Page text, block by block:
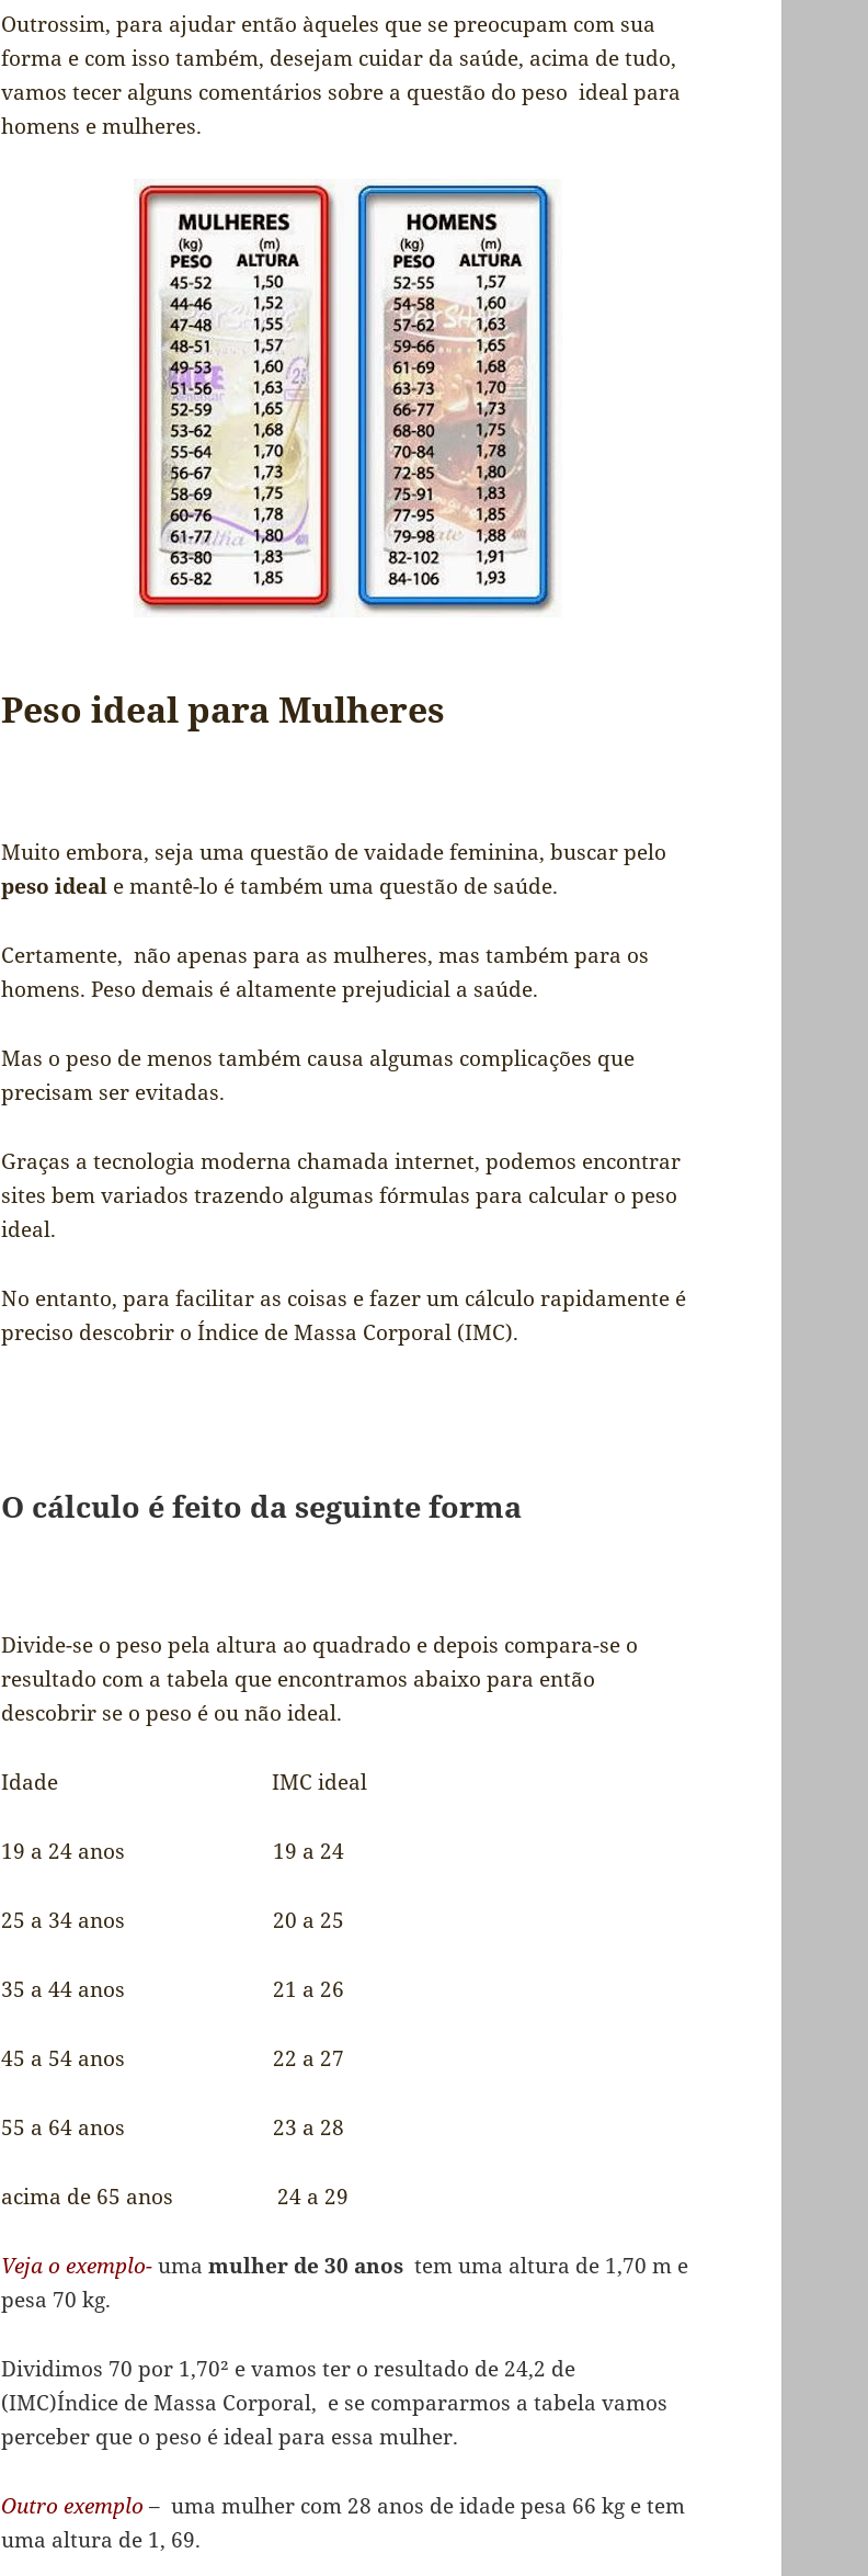
Outrossim, para ajudar então àqueles que se preocupam com sua
forma e com isso também, desejam cuidar da saúde, acima de tudo,
vamos tecer alguns comentários sobre a questão do peso ideal para
homens e mulheres.
Peso ideal para Mulheres
Muito embora, seja uma questão de vaidade feminina, buscar pelo
peso ideal e mantê-lo é também uma questão de saúde.
Certamente, não apenas para as mulheres, mas também para os
homens. Peso demais é altamente prejudicial a saúde.
Mas o peso de menos também causa algumas complicações que
precisam ser evitadas.
Graças a tecnologia moderna chamada internet, podemos encontrar
sites bem variados trazendo algumas fórmulas para calcular o peso
ideal.
No entanto, para facilitar as coisas e fazer um cálculo rapidamente é
preciso descobrir o Índice de Massa Corporal (IMC).
O cálculo é feito da seguinte forma
Divide-se o peso pela altura ao quadrado e depois compara-se o
resultado com a tabela que encontramos abaixo para então
descobrir se o peso é ou não ideal.
Idade IMC ideal
19 a 24 anos 19 a 24
25 a 34 anos 20 a 25
35 a 44 anos 21 a 26
45 a 54 anos 22 a 27
55 a 64 anos 23 a 28
acima de 65 anos 24 a 29
Veja o exemplo-uma mulher de 30 anos tem uma altura de 1,70 m e
pesa 70 kg.
Dividimos 70 por 1,70² e vamos ter o resultado de 24,2 de
(IMC)Índice de Massa Corporal, e se compararmos a tabela vamos
perceber que o peso é ideal para essa mulher.
Outro exemplo – uma mulher com 28 anos de idade pesa 66 kg e tem
uma altura de 1, 69.